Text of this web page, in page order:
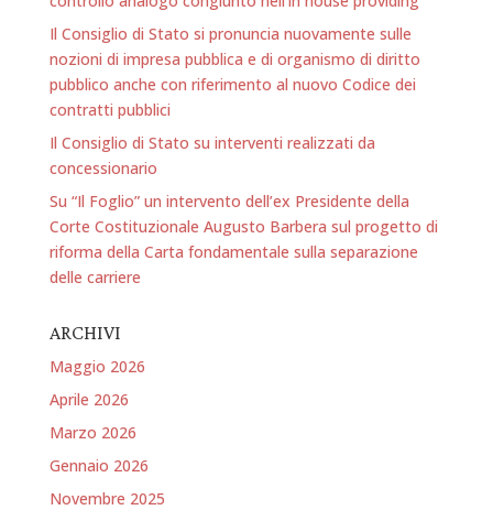
Il Consiglio di Stato si pronuncia nuovamente sulle
nozioni di impresa pubblica e di organismo di diritto
pubblico anche con riferimento al nuovo Codice dei
contratti pubblici
Il Consiglio di Stato su interventi realizzati da
concessionario
Su “Il Foglio” un intervento dell’ex Presidente della
Corte Costituzionale Augusto Barbera sul progetto di
riforma della Carta fondamentale sulla separazione
delle carriere
ARCHIVI
Maggio 2026
Aprile 2026
Marzo 2026
Gennaio 2026
Novembre 2025